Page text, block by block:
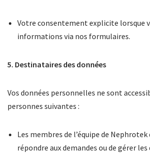
Votre consentement explicite lorsque
informations via nos formulaires.
5. Destinataires des données
Vos données personnelles ne sont
personnes suivantes :
Les membres de l’équipe de Nephrotek
répondre aux demandes ou de gérer